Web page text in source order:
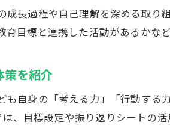
ECCベストワンPocketで
長過程や自己理解を深める取
目標と連携した活動があるかな
策を紹介
自身の「考える力」「行動する
、目標設定や振り返りシート